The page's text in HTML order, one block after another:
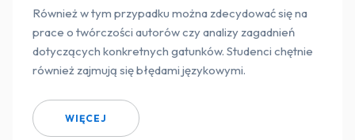
Również w tym przypadku można zdecydować się na
prace o twórczości autorów czy analizy zagadnień
dotyczących konkretnych gatunków. Studenci chętnie
również zajmują się błędami językowymi.
WIĘCEJ